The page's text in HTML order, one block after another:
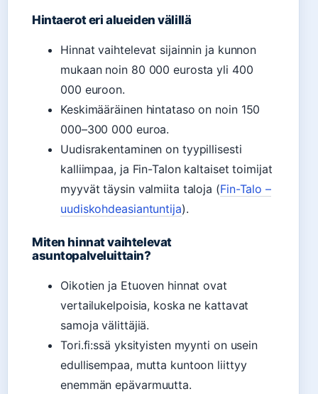
Hintaerot eri alueiden välillä
Hinnat vaihtelevat sijainnin ja kunnon
mukaan noin 80 000 eurosta yli 400
000 euroon.
Keskimääräinen hintataso on noin 150
000–300 000 euroa.
Uudisrakentaminen on tyypillisesti
kalliimpaa, ja Fin-Talon kaltaiset toimijat
myyvät täysin valmiita taloja (Fin-Talo –
uudiskohdeasiantuntija).
Miten hinnat vaihtelevat
asuntopalveluittain?
Oikotien ja Etuoven hinnat ovat
vertailukelpoisia, koska ne kattavat
samoja välittäjiä.
Tori.fi:ssä yksityisten myynti on usein
edullisempaa, mutta kuntoon liittyy
enemmän epävarmuutta.